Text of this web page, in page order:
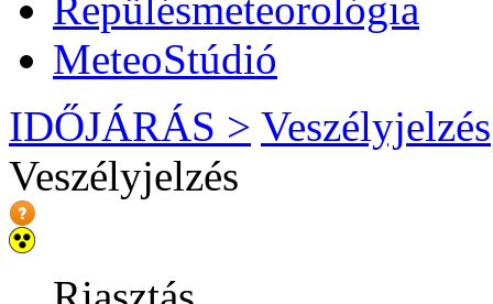
MeteoStúdió
IDŐJÁRÁS > Veszélyjelzés
Veszélyjelzés